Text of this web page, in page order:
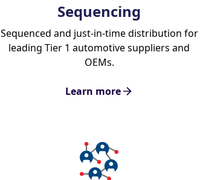
Sequencing
Sequenced and just-in-time distribution for
leading Tier 1 automotive suppliers and
OEMs.
Learn more